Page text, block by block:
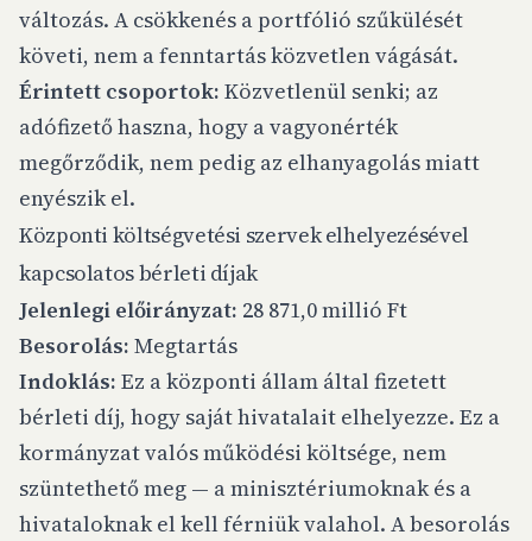
változás. A csökkenés a portfólió szűkülését
követi, nem a fenntartás közvetlen vágását.
Érintett csoportok: Közvetlenül senki; az
adófizető haszna, hogy a vagyonérték
megőrződik, nem pedig az elhanyagolás miatt
enyészik el.
Központi költségvetési szervek elhelyezésével
kapcsolatos bérleti díjak
Jelenlegi előirányzat: 28 871,0 millió Ft
Besorolás: Megtartás
Indoklás: Ez a központi állam által fizetett
bérleti díj, hogy saját hivatalait elhelyezze. Ez a
kormányzat valós működési költsége, nem
szüntethető meg — a minisztériumoknak és a
hivataloknak el kell férniük valahol. A besorolás